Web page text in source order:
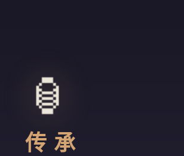
🏮
传承